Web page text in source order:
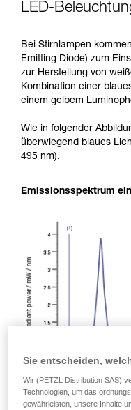
LED-
Bei Stirnlampen
Emitting Diode) zum
zur Herstellung von
Kombination einer
einem gelbem
Wie in folgender
überwiegend blaues
495 nm).
Emissionsspektrum
Sie entscheiden,
Wir (PETZL Distribution SAS)
Technologien, um das
gewährleisten, unsere Inhalte